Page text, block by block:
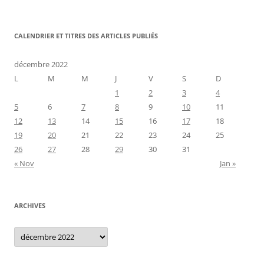
CALENDRIER ET TITRES DES ARTICLES PUBLIÉS
décembre 2022
L
M M J V S
D
1
2 3
4
5
6 7 8 9 10
11
12
13 14 15 16 17
18
19
20 21 22 23 24
25
26
27 28 29 30
31
« Nov
Jan »
ARCHIVES
Archives